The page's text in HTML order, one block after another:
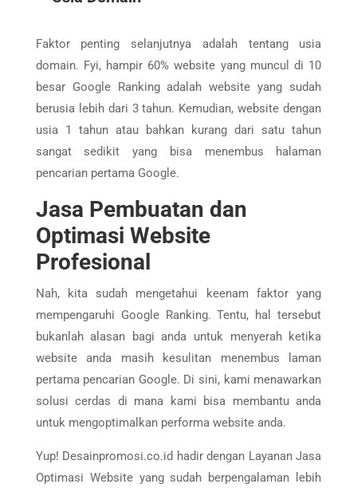
Faktor penting selanjutnya adalah tentang usia
domain. Fyi, hampir 60% website yang muncul di 10
besar Google Ranking adalah website yang sudah
berusia lebih dari 3 tahun. Kemudian, website dengan
usia 1 tahun atau bahkan kurang dari satu tahun
sangat sedikit yang bisa menembus halaman
pencarian pertama Google.
Jasa Pembuatan dan
Optimasi Website
Profesional
Nah, kita sudah mengetahui keenam faktor yang
mempengaruhi Google Ranking. Tentu, hal tersebut
bukanlah alasan bagi anda untuk menyerah ketika
website anda masih kesulitan menembus laman
pertama pencarian Google. Di sini, kami menawarkan
solusi cerdas di mana kami bisa membantu anda
untuk mengoptimalkan performa website anda.
Yup! Desainpromosi.co.id hadir dengan Layanan Jasa
Optimasi Website yang sudah berpengalaman lebih